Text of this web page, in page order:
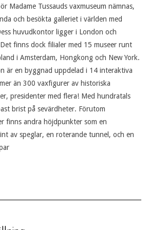
Madame Tussauds vaxmuseum nämnas,
och besökta galleriet i världen med
huvudkontor ligger i London och
finns dock filialer med 15 museer runt
i Amsterdam, Hongkong och New York.
är en byggnad uppdelad i 14 interaktiva
än 300 vaxfigurer av historiska
presidenter med flera! Med hundratals
brist på sevärdheter. Förutom
finns andra höjdpunkter som en
av speglar, en roterande tunnel, och en